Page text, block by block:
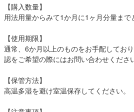
【購入数量】
用法用量からみて1か月に1ヶ月分量まで
【使用期限】
通常、6か月以上のものをお手配してお
認をご希望の際にはお問い合わせくださ
【保管方法】
高温多湿を避け室温保存してください。